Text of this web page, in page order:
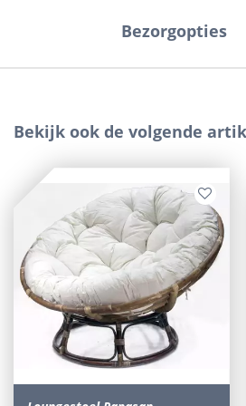
Bezorgopties
Bekijk ook de volgende